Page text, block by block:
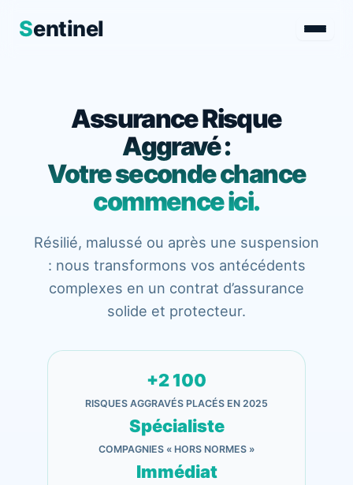
Sentinel
Assurance Risque
Aggravé :
Votre seconde chance
commence ici.
Résilié, malussé ou après une suspension
: nous transformons vos antécédents
complexes en un contrat d’assurance
solide et protecteur.
+2 100
RISQUES AGGRAVÉS PLACÉS EN 2025
Spécialiste
COMPAGNIES « HORS NORMES »
Immédiat